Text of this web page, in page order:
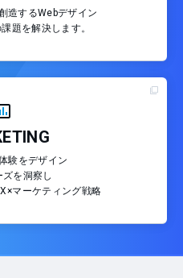
造するWebデザイン
題を解決します。
験をデザイン
を洞察し
マーケティング戦略